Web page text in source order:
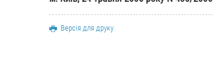
Версія для друку